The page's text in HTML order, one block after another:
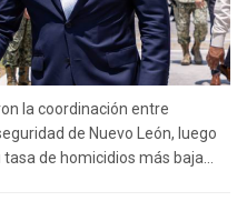
la coordinación entre
de Nuevo León, luego
de homicidios más baja...